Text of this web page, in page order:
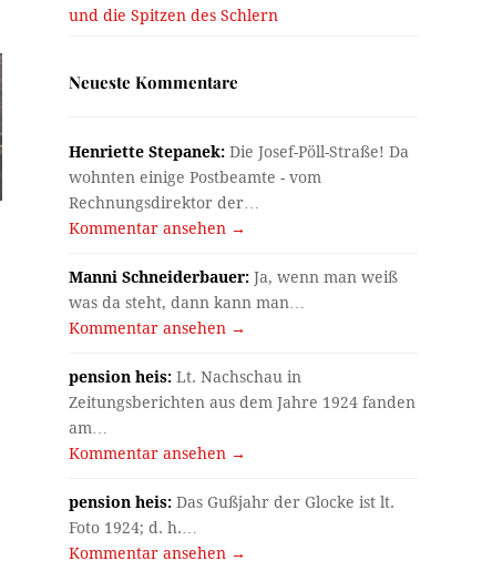
und die Spitzen des Schlern
Neueste Kommentare
Henriette Stepanek: Die Josef-Pöll-Straße! Da
wohnten einige Postbeamte - vom
Rechnungsdirektor der…
Kommentar ansehen →
Manni Schneiderbauer: Ja, wenn man weiß
was da steht, dann kann man…
Kommentar ansehen →
pension heis: Lt. Nachschau in
Zeitungsberichten aus dem Jahre 1924 fanden
am…
Kommentar ansehen →
pension heis: Das Gußjahr der Glocke ist lt.
Foto 1924; d. h.…
Kommentar ansehen →